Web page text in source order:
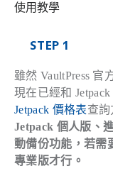
使用教學
STEP 1
雖然 VaultPress 官
現在已經和
Jetpack 價格表查詢
Jetpack 個人版、
動備份功能，若需
專業版才行。